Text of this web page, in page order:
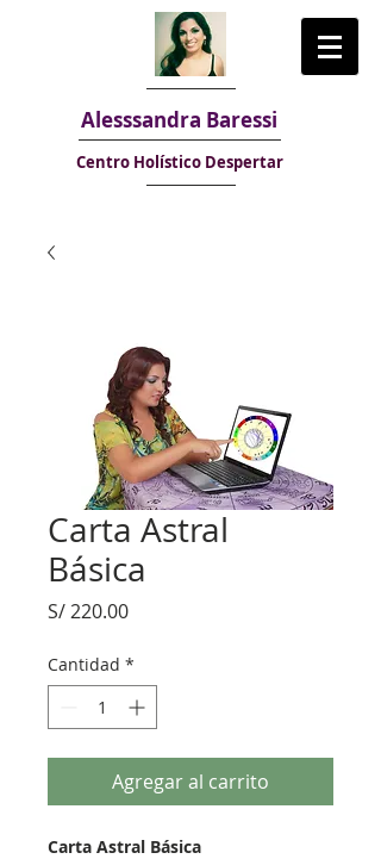
Alesssandra Baressi
Centro Holístico Despertar
Carta Astral
Básica
S/ 220.00Precio
Cantidad *
Agregar al carrito
Carta Astral Básica